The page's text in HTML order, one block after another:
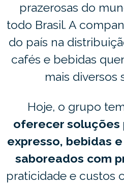
prazerosas do
todo Brasil. A
do país na
cafés e bebidas
mais diversos
Hoje, o grupo
oferecer soluções
expresso, bebidas
saboreados com
praticidade e custos